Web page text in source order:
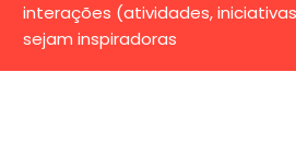
interações (atividades,
sejam inspiradoras